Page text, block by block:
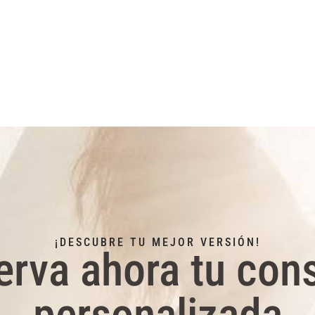
¡DESCUBRE TU MEJOR VERSIÓN!
ahora tu